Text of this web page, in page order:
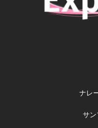
ナレ
サン